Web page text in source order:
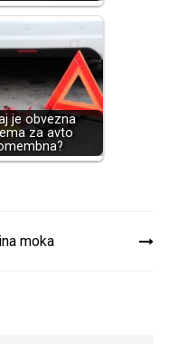
je obvezna
za avto
moka